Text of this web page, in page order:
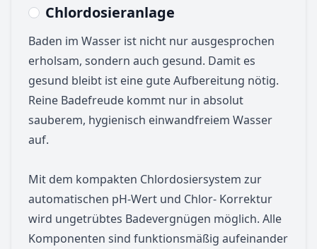
Chlordosieranlage
Baden im Wasser ist nicht nur ausgesprochen
erholsam, sondern auch gesund. Damit es
gesund bleibt ist eine gute Aufbereitung nötig.
Reine Badefreude kommt nur in absolut
sauberem, hygienisch einwandfreiem Wasser
auf.
Mit dem kompakten Chlordosiersystem zur
automatischen pH-Wert und Chlor- Korrektur
wird ungetrübtes Badevergnügen möglich. Alle
Komponenten sind funktionsmäßig aufeinander